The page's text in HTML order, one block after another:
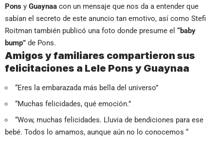
Pons y Guaynaa con un mensaje que nos da a entender que
sabían el secreto de este anuncio tan emotivo, así como Stefi
Roitman también publicó una foto donde presume el “baby
bump” de Pons.
Amigos y familiares compartieron sus
felicitaciones a Lele Pons y Guaynaa
“Eres la embarazada más bella del universo”
“Muchas felicidades, qué emoción.”
“Wow, muchas felicidades. Lluvia de bendiciones para ese
bebé. Todos lo amamos, aunque aún no lo conocemos “